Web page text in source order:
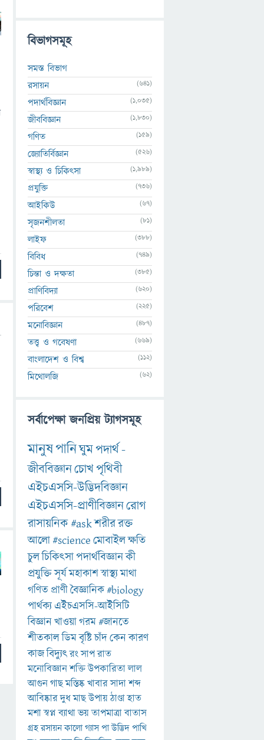
বিভাগসমূহ
সমস্ত বিভাগ
রসায়ন
(641)
পদার্থবিজ্ঞান (1,035)
জীববিজ্ঞান (1,830)
গণিত (159)
জ্যোতির্বিজ্ঞান (526)
স্বাস্থ্য ও চিকিৎসা (1,989)
প্রযুক্তি (736)
আইকিউ (67)
সৃজনশীলতা (81)
লাইফ (388)
বিবিধ (749)
চিন্তা ও দক্ষতা (385)
প্রাণিবিদ্যা (620)
পরিবেশ (225)
মনোবিজ্ঞান (487)
তত্ত্ব ও গবেষণা (669)
বাংলাদেশ ও বিশ্ব (112)
মিথোলজি (62)
সর্বাপেক্ষা জনপ্রিয় ট্যাগসমূহ
মানুষপানিঘুমপদার্থ-
জীববিজ্ঞানচোখপৃথিবী
এইচএসসি-উদ্ভিদবিজ্ঞান
এইচএসসি-প্রাণীবিজ্ঞানরোগ
রাসায়নিক#askশরীররক্ত
আলো#scienceমোবাইলক্ষতি
চুলচিকিৎসাপদার্থবিজ্ঞানকী
প্রযুক্তিসূর্যমহাকাশস্বাস্থ্যমাথা
গণিত প্রাণীবৈজ্ঞানিক#biology
পার্থক্য এইচএসসি-আইসিটি
বিজ্ঞানখাওয়াগরম#জানতে
শীতকালডিমবৃষ্টিচাঁদকেনকারণ
কাজবিদ্যুৎরংসাপরাত
মনোবিজ্ঞানশক্তিউপকারিতালাল
আগুনগাছমস্তিষ্কখাবারসাদাশব্দ
আবিষ্কারদুধমাছউপায়ঠাণ্ডাহাত
মশাস্বপ্নব্যাথাভয়তাপমাত্রাবাতাস
গ্রহরসায়নকালোগ্যাসপাউদ্ভিদপাখি